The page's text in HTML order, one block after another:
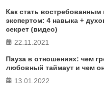
Как стать востребованным
экспертом: 4 навыка +
секрет (видео)
22.11.2021
Пауза в отношениях: чем
любовный таймаут и чем
13.01.2022